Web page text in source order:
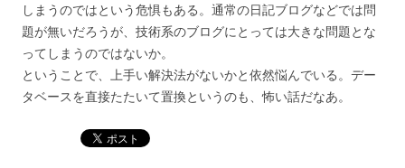
しまうのではという危惧もある。通常の日記ブログなどでは問
題が無いだろうが、技術系のブログにとっては大きな問題とな
ってしまうのではないか。
ということで、上手い解決法がないかと依然悩んでいる。デー
タベースを直接たたいて置換というのも、怖い話だなあ。